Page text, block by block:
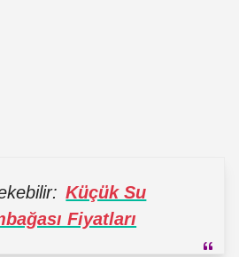
Küçük Su
Fiyatları